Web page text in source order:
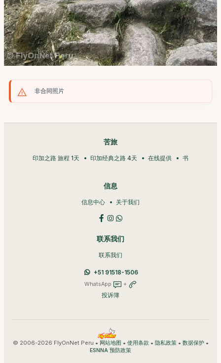
非合同照片
苦旅
印加之路 旅程 1天 印加经典之路 4天 在线提供 书
信息
信息中心 关于我们
联系我们
联系我们
+51 91518-1506
WhatsApp +
投诉簿
© 2006-2026 FlyOnNet Peru • 网站地图 • 使用条款 • 隐私政策• 数据保护•
ESNNA 预防政策